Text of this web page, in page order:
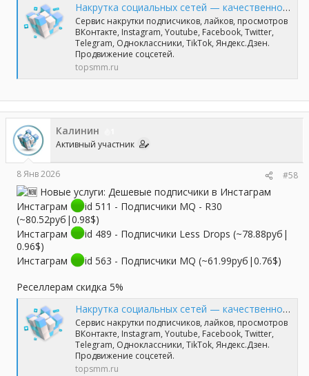
Накрутка социальных сетей — качественно и профессионально | TopSmm
Сервис накрутки подписчиков, лайков, просмотров
ВКонтакте, Instagram, Youtube, Facebook, Twitter,
Telegram, Одноклассники, TikTok, Яндекс.Дзен.
Продвижение соцсетей.
topsmm.ru
Калинин
Активный участник
8 Янв 2026 #58
Новые услуги: Дешевые подписчики в Инстаграм
Инстаграм
id 511 - Подписчики MQ - R30
(~80.52руб|0.98$)
Инстаграм
id 489 - Подписчики Less Drops (~78.88руб|
0.96$)
Инстаграм
id 563 - Подписчики MQ (~61.99руб|0.76$)
Реселлерам скидка 5%
Накрутка социальных сетей — качественно и профессионально | TopSmm
Сервис накрутки подписчиков, лайков, просмотров
ВКонтакте, Instagram, Youtube, Facebook, Twitter,
Telegram, Одноклассники, TikTok, Яндекс.Дзен.
Продвижение соцсетей.
topsmm.ru